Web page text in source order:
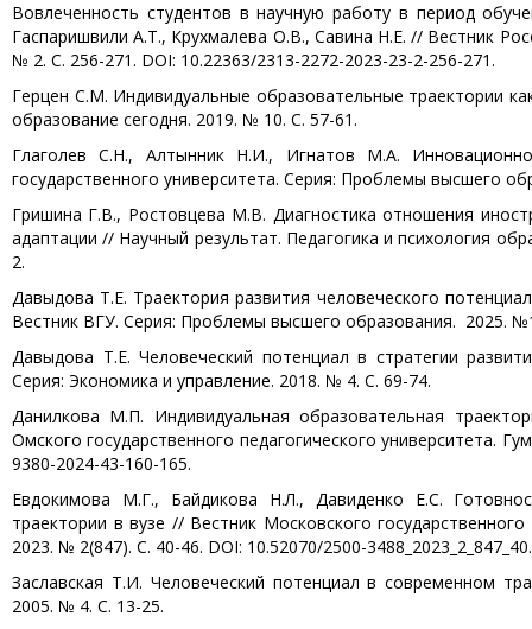
Вовлеченность студентов в научную работу в период
Гаспаришвили А.Т., Крухмалева О.В., Савина Н.Е. // Вестник
№ 2. С. 256-271. DOI: 10.22363/2313-2272-2023-23-2-256-271.
Герцен С.М. Индивидуальные образовательные траектории
образование сегодня. 2019. № 10. С. 57-61.
Глаголев С.Н., Алтынник Н.И., Игнатов М.А.
государственного университета. Серия: Проблемы высшего
Гришина Г.В., Ростовцева М.В. Диагностика отношения
адаптации // Научный результат. Педагогика и психология
2.
Давыдова Т.Е. Траектория развития человеческого
Вестник ВГУ. Серия: Проблемы высшего образования. 2025.
Давыдова Т.Е. Человеческий потенциал в стратегии
Серия: Экономика и управление. 2018. № 4. С. 69-74.
Данилкова М.П. Индивидуальная образовательная
Омского государственного педагогического университета.
9380-2024-43-160-165.
Евдокимова М.Г., Байдикова Н.Л., Давиденко Е.С.
траектории в вузе // Вестник Московского
2023. № 2(847). С. 40-46. DOI: 10.52070/2500-3488_2023_2_847_40.
Заславская Т.И. Человеческий потенциал в современном
2005. № 4. С. 13-25.